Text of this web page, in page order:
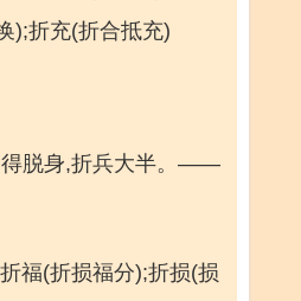
);折充(折合抵充)
得脱身,折兵大半。——
福(折损福分);折损(损